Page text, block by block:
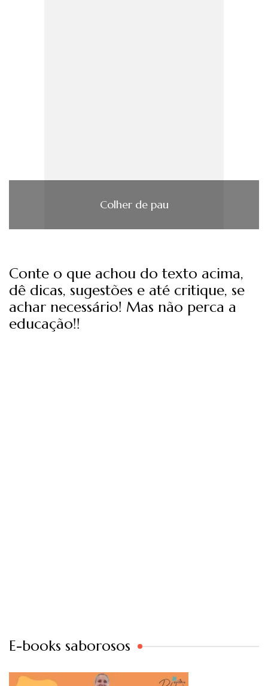
Colher de pau
Conte o que achou do texto acima,
dê dicas, sugestões e até critique, se
achar necessário! Mas não perca a
educação!!
E-books saborosos